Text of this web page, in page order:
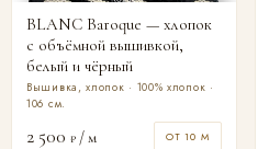
BLANC Baroque — хлопок
с объёмной вышивкой,
белый и чёрный
Вышивка, хлопок · 100% хлопок ·
106 см.
2 500 ₽ / м ОТ 10 М